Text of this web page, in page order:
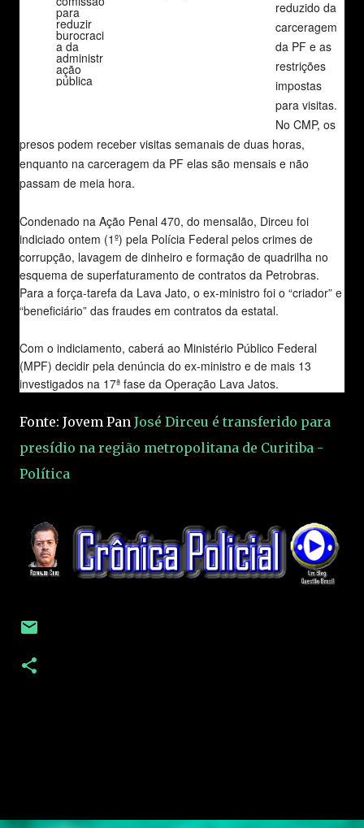
reduzido da
carceragem
da PF e as
restrições
impostas
para visitas.
No CMP, os
presos podem receber visitas semanais de duas horas,
enquanto na carceragem da PF elas são mensais e não
passam de meia hora.
Condenado na Ação Penal 470, do mensalão, Dirceu foi
indiciado ontem (1º) pela Polícia Federal pelos crimes de
corrupção, lavagem de dinheiro e formação de quadrilha no
esquema de superfaturamento de contratos da Petrobras.
Para a força-tarefa da Lava Jato, o ex-ministro foi o “criador” e
“beneficiário” das fraudes em contratos da estatal.
Com o indiciamento, caberá ao Ministério Público Federal
(MPF) decidir pela denúncia do ex-ministro e de mais 13
investigados na 17ª fase da Operação Lava Jatos.
Fonte: Jovem Pan José Dirceu é transferido para
presídio na região metropolitana de Curitiba -
Política